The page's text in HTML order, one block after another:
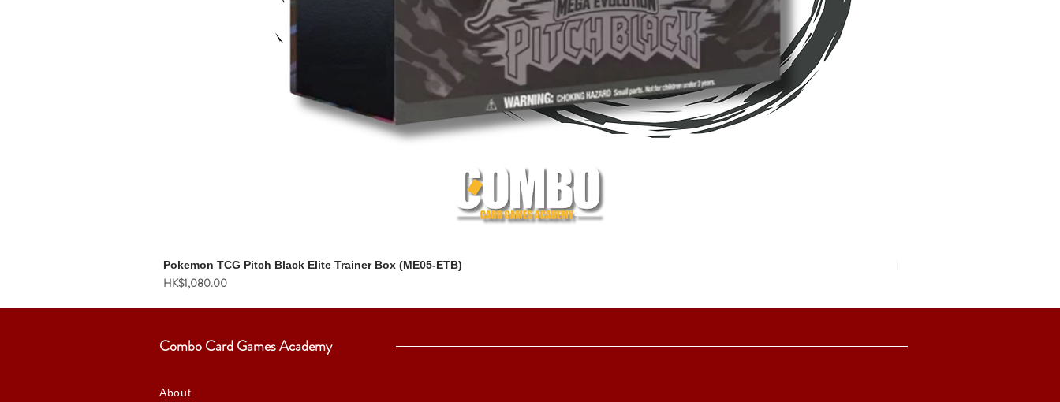
Pokemon TCG Pitch Black Elite Trainer Box (ME05-ETB)
價格
HK$1,080.00
Combo Card Games Academy
About